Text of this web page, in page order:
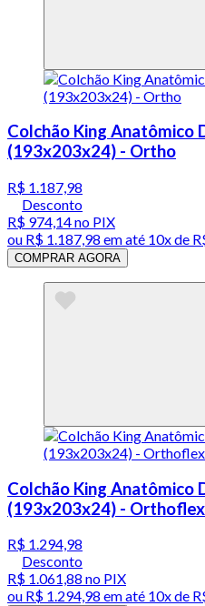
Colchão King Anatômico
(193x203x24) - Ortho
R$ 1.187,98
Desconto
R$ 974,14no PIX
ou R$ 1.187,98 em até 10x de
COMPRAR AGORA
Colchão King Anatômico
(193x203x24) - Orthoflex
R$ 1.294,98
Desconto
R$ 1.061,88 no PIX
ou R$ 1.294,98 em até 10x de